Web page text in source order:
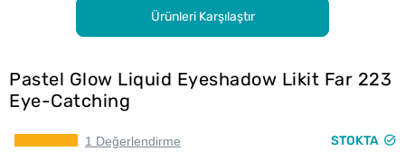
Ürünleri Karşılaştır
Pastel Glow Liquid Eyeshadow Likit Far 223
Eye-Catching
1 Değerlendirme STOKTA